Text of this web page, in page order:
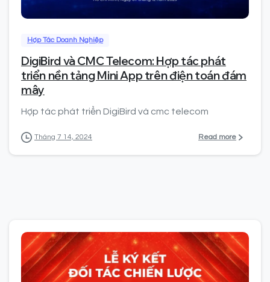
Hợp Tác Doanh Nghiệp
DigiBird và CMC Telecom: Hợp tác phát
triển nền tảng Mini App trên điện toán đám
mây
Hợp tác phát triển DigiBird và cmc telecom
Tháng 7 14, 2024 Read more